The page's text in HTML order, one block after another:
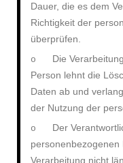
Dauer, die es dem
Richtigkeit der
überprüfen.
o Die
Person lehnt die
Daten ab und
der Nutzung der
o Der
Verarbeitung nicht